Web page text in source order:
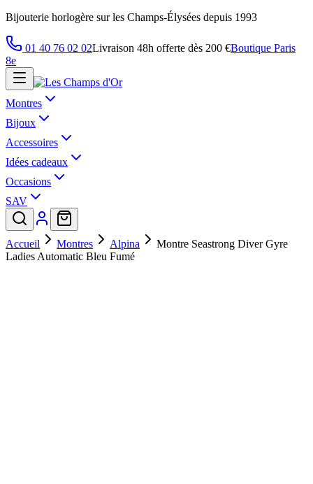
Bijouterie horlogère sur les Champs-Élysées depuis 1993
01 40 76 02 02Livraison 48h offerte dès 200 €Boutique Paris
8e
Montres
Bijoux
Accessoires
Idées cadeaux
Occasions
SAV
Accueil Montres Alpina
Montre Seastrong Diver Gyre
Ladies Automatic Bleu Fumé